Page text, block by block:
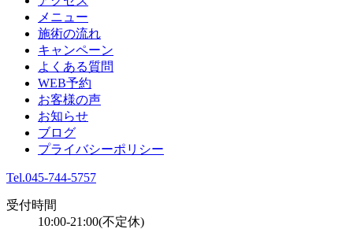
メニュー
施術の流れ
キャンペーン
よくある質問
WEB予約
お客様の声
お知らせ
ブログ
プライバシーポリシー
Tel.045-744-5757
受付時間
10:00-21:00(不定休)